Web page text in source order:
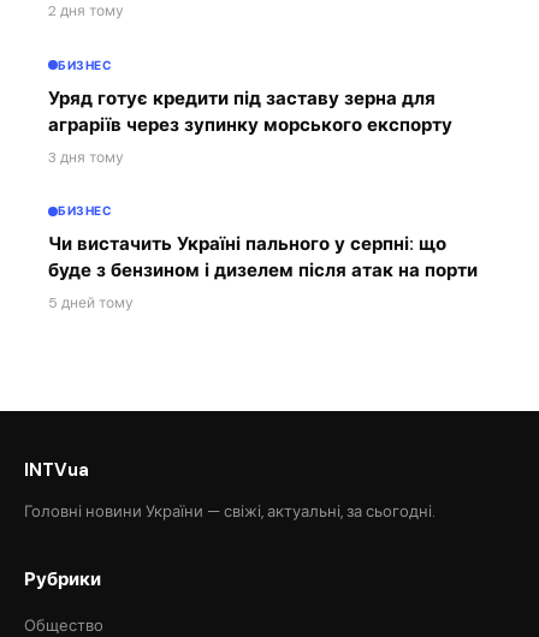
2 дня тому
БИЗНЕС
Уряд готує кредити під заставу зерна для
аграріїв через зупинку морського експорту
3 дня тому
БИЗНЕС
Чи вистачить Україні пального у серпні: що
буде з бензином і дизелем після атак на порти
5 дней тому
INTVua
Головні новини України — свіжі, актуальні, за сьогодні.
Рубрики
Общество